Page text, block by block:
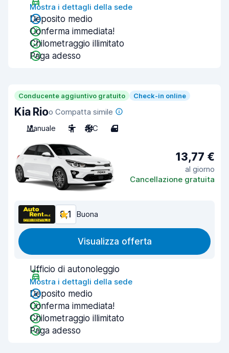
Mostra i dettagli della sede
Deposito medio
Conferma immediata!
Chilometraggio illimitato
Paga adesso
Conducente aggiuntivo gratuito Check-in online
Kia Rioo Compatta simile
Manuale
5 A/C 4
13,77 €
al giorno
Cancellazione gratuita
8,1 Buona
Visualizza offerta
Ufficio di autonoleggio
Mostra i dettagli della sede
Deposito medio
Conferma immediata!
Chilometraggio illimitato
Paga adesso